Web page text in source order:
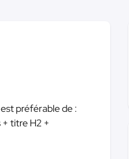
préférable de :
+ titre H2 +